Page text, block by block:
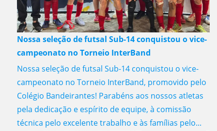
Nossa seleção de futsal Sub-14 conquistou o vice-
campeonato no Torneio InterBand
Nossa seleção de futsal Sub-14 conquistou o vice-
campeonato no Torneio InterBand, promovido pelo
Colégio Bandeirantes! Parabéns aos nossos atletas
pela dedicação e espírito de equipe, à comissão
técnica pelo excelente trabalho e às famílias pelo...